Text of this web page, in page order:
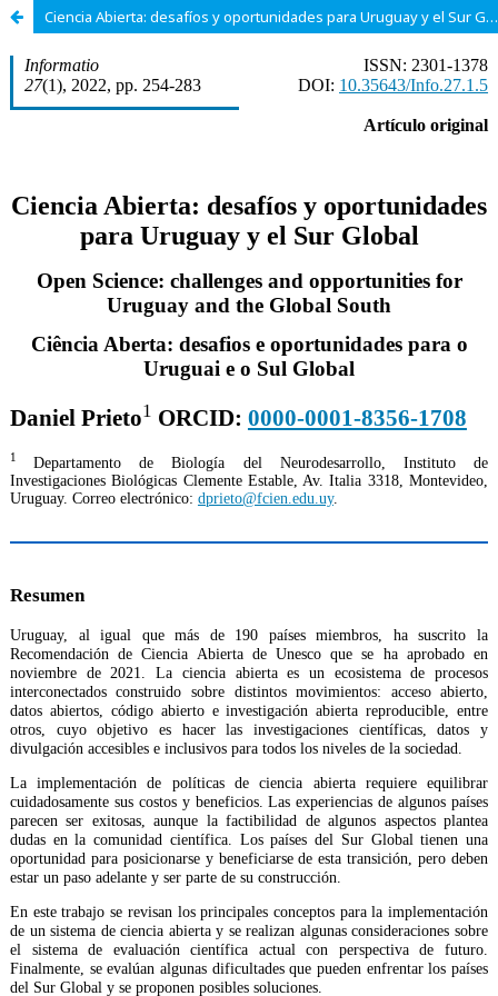
Ciencia Abierta: desafíos y oportunidades para Uruguay y el Sur Global